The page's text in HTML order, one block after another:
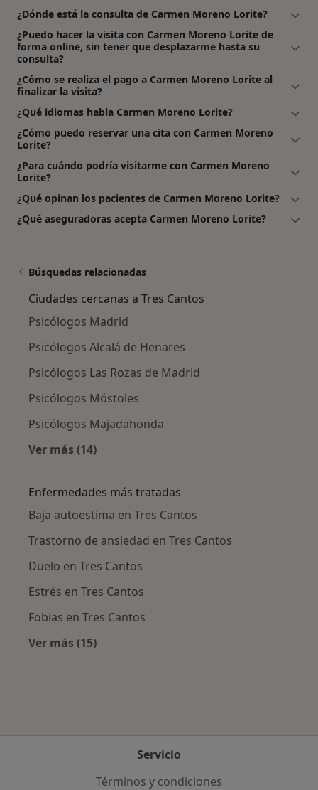
¿Dónde está la consulta de Carmen Moreno Lorite?
¿Puedo hacer la visita con Carmen Moreno Lorite de
forma online, sin tener que desplazarme hasta su
consulta?
¿Cómo se realiza el pago a Carmen Moreno Lorite al
finalizar la visita?
¿Qué idiomas habla Carmen Moreno Lorite?
¿Cómo puedo reservar una cita con Carmen Moreno
Lorite?
¿Para cuándo podría visitarme con Carmen Moreno
Lorite?
¿Qué opinan los pacientes de Carmen Moreno Lorite?
¿Qué aseguradoras acepta Carmen Moreno Lorite?
Búsquedas relacionadas
Ciudades cercanas a Tres Cantos
Psicólogos Madrid
Psicólogos Alcalá de Henares
Psicólogos Las Rozas de Madrid
Psicólogos Móstoles
Psicólogos Majadahonda
Ver más (14)
Enfermedades más tratadas
Baja autoestima en Tres Cantos
Trastorno de ansiedad en Tres Cantos
Duelo en Tres Cantos
Estrés en Tres Cantos
Fobias en Tres Cantos
Ver más (15)
Servicio
Términos y condiciones